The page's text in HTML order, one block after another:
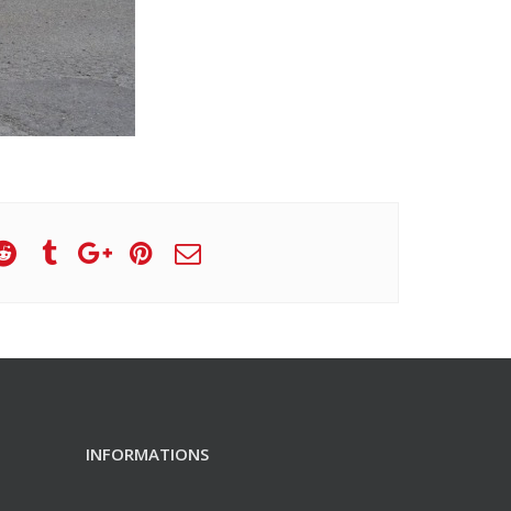
INFORMATIONS